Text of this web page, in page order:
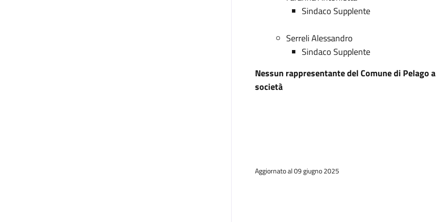
Sindaco Supplente
Serreli Alessandro
Sindaco Supplente
Nessun rappresentante del Comune di
società
Aggiornato al 09 giugno 2025